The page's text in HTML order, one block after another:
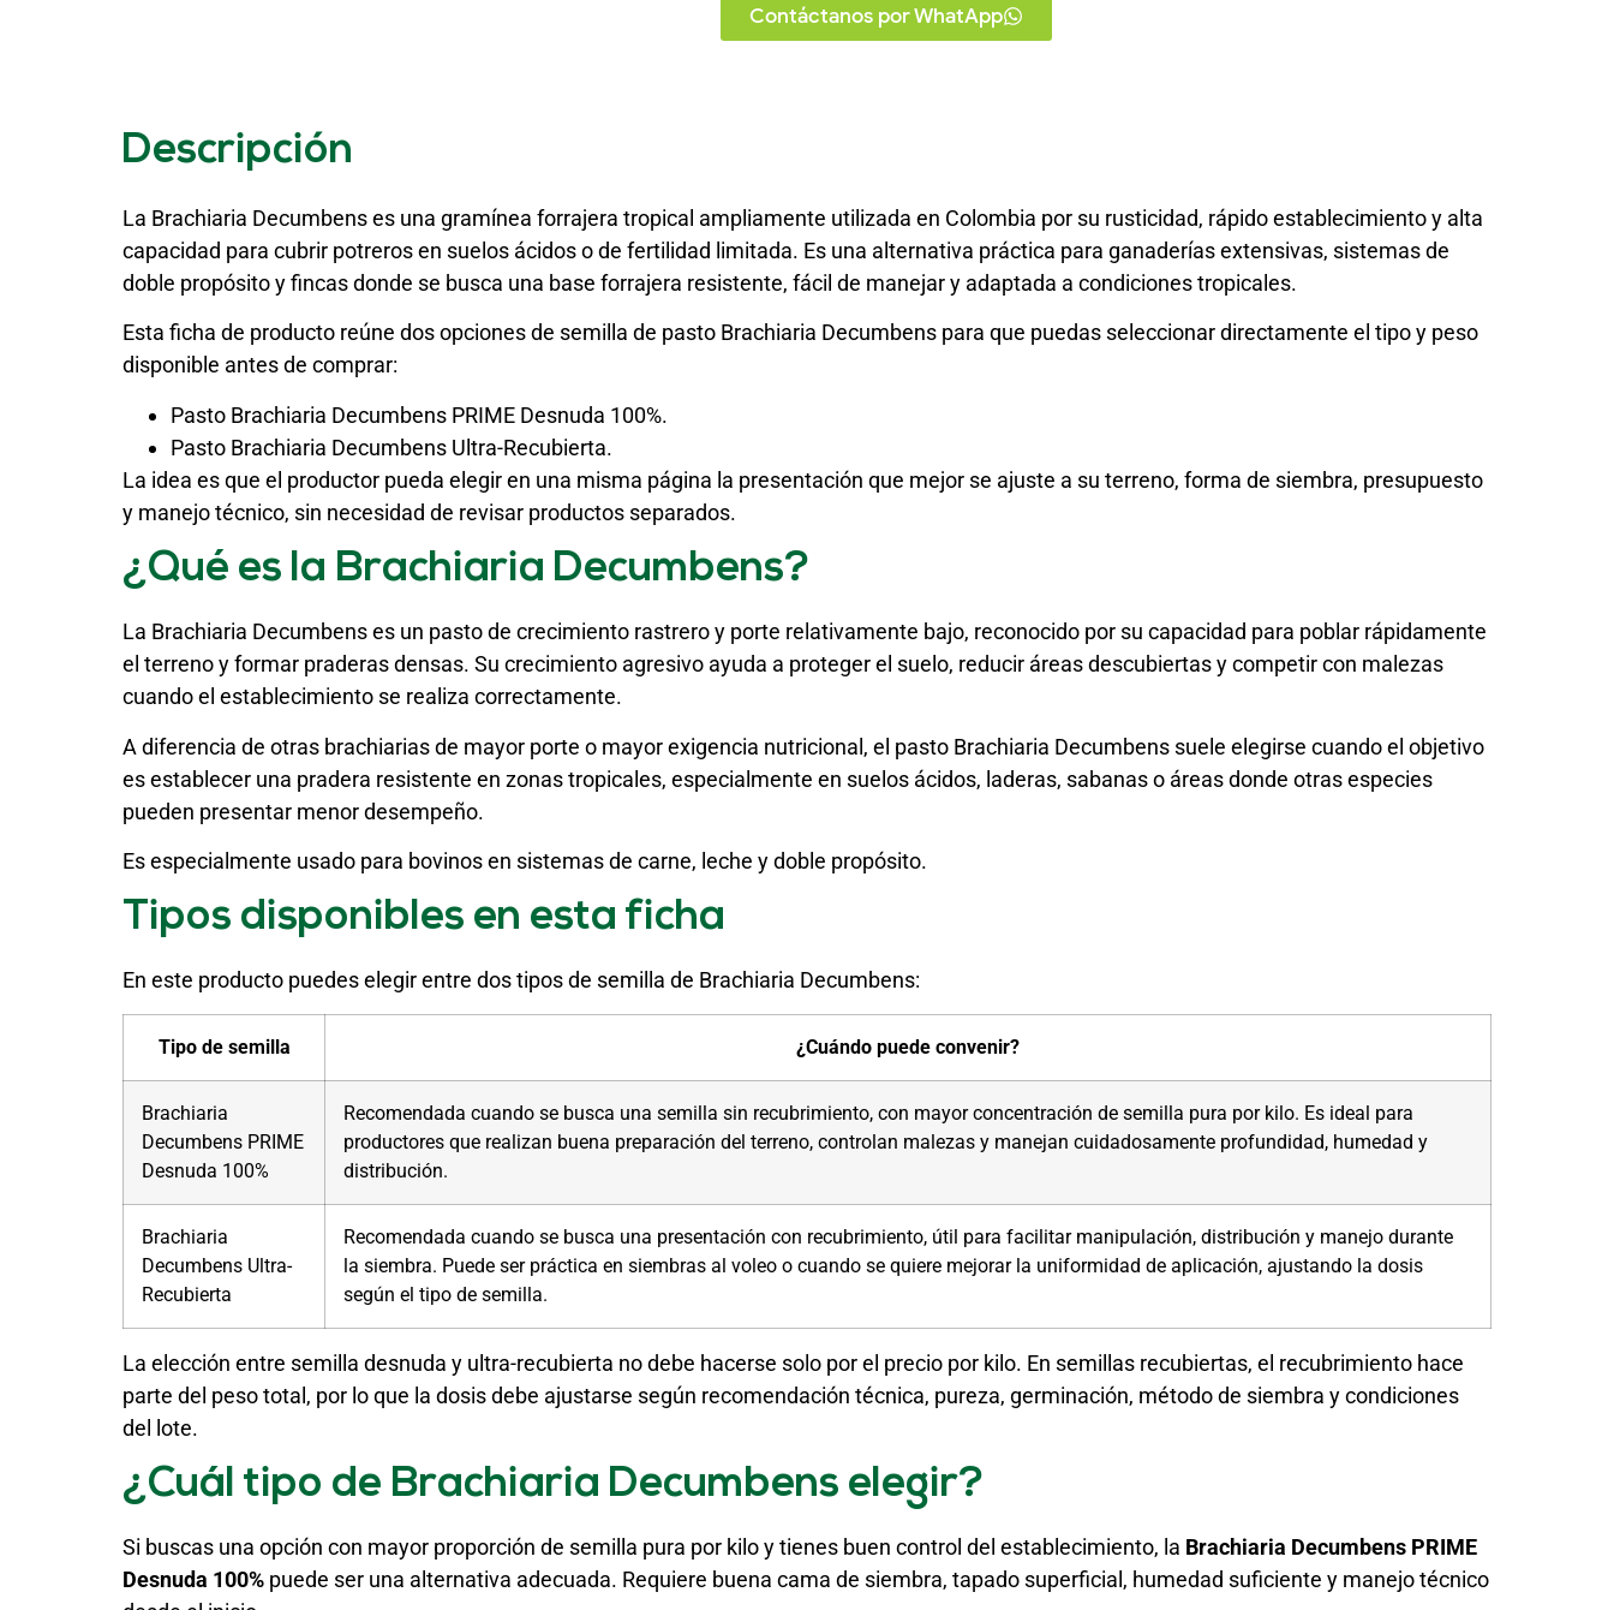
Contáctanos por WhatApp
Descripción
La Brachiaria Decumbens es una gramínea forrajera tropical ampliamente utilizada en Colombia por su rusticidad, rápido establecimiento y alta
capacidad para cubrir potreros en suelos ácidos o de fertilidad limitada. Es una alternativa práctica para ganaderías extensivas, sistemas de
doble propósito y fincas donde se busca una base forrajera resistente, fácil de manejar y adaptada a condiciones tropicales.
Esta ficha de producto reúne dos opciones de semilla de pasto Brachiaria Decumbens para que puedas seleccionar directamente el tipo y peso
disponible antes de comprar:
Pasto Brachiaria Decumbens PRIME Desnuda 100%.
Pasto Brachiaria Decumbens Ultra-Recubierta.
La idea es que el productor pueda elegir en una misma página la presentación que mejor se ajuste a su terreno, forma de siembra, presupuesto
y manejo técnico, sin necesidad de revisar productos separados.
¿Qué es la Brachiaria Decumbens?
La Brachiaria Decumbens es un pasto de crecimiento rastrero y porte relativamente bajo, reconocido por su capacidad para poblar rápidamente
el terreno y formar praderas densas. Su crecimiento agresivo ayuda a proteger el suelo, reducir áreas descubiertas y competir con malezas
cuando el establecimiento se realiza correctamente.
A diferencia de otras brachiarias de mayor porte o mayor exigencia nutricional, el pasto Brachiaria Decumbens suele elegirse cuando el objetivo
es establecer una pradera resistente en zonas tropicales, especialmente en suelos ácidos, laderas, sabanas o áreas donde otras especies
pueden presentar menor desempeño.
Es especialmente usado para bovinos en sistemas de carne, leche y doble propósito.
Tipos disponibles en esta ficha
En este producto puedes elegir entre dos tipos de semilla de Brachiaria Decumbens:
Tipo de semilla ¿Cuándo puede convenir?
Brachiaria
Decumbens PRIME
Desnuda 100%
Recomendada cuando se busca una semilla sin recubrimiento, con mayor concentración de semilla pura por kilo. Es ideal para
productores que realizan buena preparación del terreno, controlan malezas y manejan cuidadosamente profundidad, humedad y
distribución.
Brachiaria
Decumbens Ultra-
Recubierta
Recomendada cuando se busca una presentación con recubrimiento, útil para facilitar manipulación, distribución y manejo durante
la siembra. Puede ser práctica en siembras al voleo o cuando se quiere mejorar la uniformidad de aplicación, ajustando la dosis
según el tipo de semilla.
La elección entre semilla desnuda y ultra-recubierta no debe hacerse solo por el precio por kilo. En semillas recubiertas, el recubrimiento hace
parte del peso total, por lo que la dosis debe ajustarse según recomendación técnica, pureza, germinación, método de siembra y condiciones
del lote.
¿Cuál tipo de Brachiaria Decumbens elegir?
Si buscas una opción con mayor proporción de semilla pura por kilo y tienes buen control del establecimiento, la Brachiaria Decumbens PRIME
Desnuda 100% puede ser una alternativa adecuada. Requiere buena cama de siembra, tapado superficial, humedad suficiente y manejo técnico